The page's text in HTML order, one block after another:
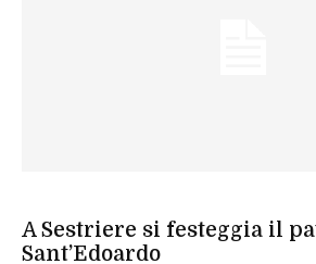
A Sestriere si festeggia il
Sant’Edoardo